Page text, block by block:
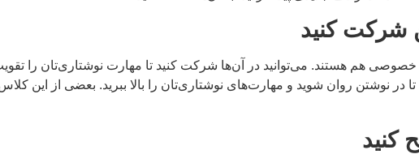
خصوصی هم هستند. می‌توانید در آن‌ها شرکت کنید تا مهارت نوشتاری‌تان را
تا در نوشتن روان شوید و مهارت‌های نوشتاری‌تان را بالا ببرید. بعضی از